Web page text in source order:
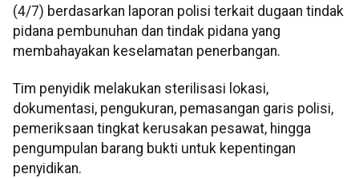
(4/7) berdasarkan laporan polisi terkait dugaan tindak
pidana pembunuhan dan tindak pidana yang
membahayakan keselamatan penerbangan.
Tim penyidik melakukan sterilisasi lokasi,
dokumentasi, pengukuran, pemasangan garis polisi,
pemeriksaan tingkat kerusakan pesawat, hingga
pengumpulan barang bukti untuk kepentingan
penyidikan.